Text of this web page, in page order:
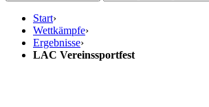
Start›
Wettkämpfe›
Ergebnisse›
LAC Vereinssportfest